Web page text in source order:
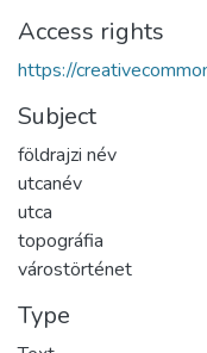
Access rights
https://
Subject
földrajzi név
utcanév
utca
topográfia
várostörténet
Type